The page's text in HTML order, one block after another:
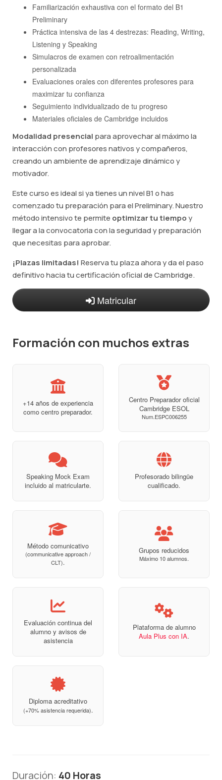
Familiarización exhaustiva con el formato del B1
Preliminary
Práctica intensiva de las 4 destrezas: Reading, Writing,
Listening y Speaking
Simulacros de examen con retroalimentación
personalizada
Evaluaciones orales con diferentes profesores para
maximizar tu confianza
Seguimiento individualizado de tu progreso
Materiales oficiales de Cambridge incluidos
Modalidad presencial para aprovechar al máximo la
interacción con profesores nativos y compañeros,
creando un ambiente de aprendizaje dinámico y
motivador.
Este curso es ideal si ya tienes un nivel B1 o has
comenzado tu preparación para el Preliminary. Nuestro
método intensivo te permite optimizar tu tiempoy
llegar a la convocatoria con la seguridad y preparación
que necesitas para aprobar.
¡Plazas limitadas! Reserva tu plaza ahora y da el paso
definitivo hacia tu certificación oficial de Cambridge.
Matricular
Formación con muchos extras
+14 años de experiencia
como centro preparador.
Centro Preparador oficial
Cambridge ESOL
Num.ESPC006255
Speaking Mock Exam
incluido al matricularte.
Profesorado bilingüe
cualificado.
Método comunicativo
(communicative approach /
CLT).
Grupos reducidos
Máximo 10 alumnos.
Evaluación continua del
alumno y avisos de
asistencia
Plataforma de alumno
Aula Plus con IA.
Diploma acreditativo
(+70% asistencia requerida).
Duración: 40 Horas